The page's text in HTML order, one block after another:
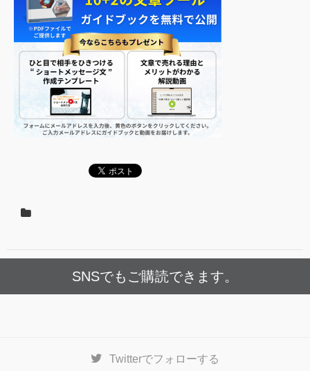
SNSでもご購読できます。
Twitterでフォローする